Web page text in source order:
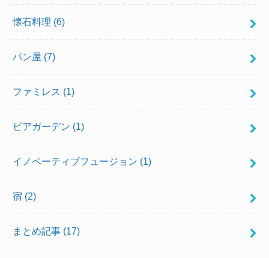
懐石料理 (6)
パン屋 (7)
ファミレス (1)
ビアガーデン (1)
イノベーティブフュージョン (1)
宿 (2)
まとめ記事 (17)